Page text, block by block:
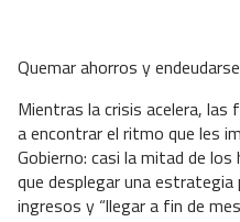
Quemar ahorros y endeudarse
Mientras la crisis acelera, las
a encontrar el ritmo que les
Gobierno: casi la mitad de
que desplegar una
ingresos y “llegar a fin de